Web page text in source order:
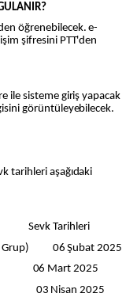
öğrenebilecek. e-
şifresini PTT'den
ile sisteme giriş yapacak
görüntüleyebilecek.
tarihleri aşağıdaki
Grup) 06 Şubat 2025
2025
2025